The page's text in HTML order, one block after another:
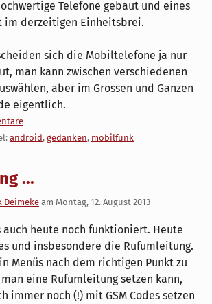
Telefone gebaut und eines
im derzeitigen Einheitsbrei.
sich die Mobiltelefone ja nur
man kann zwischen verschiedenen
aber im Grossen und Ganzen
eigentlich.
android, gedanken, mobilfunk
...
Deimeke am Montag, 12. August 2013
auch heute noch funktioniert. Heute
und insbesondere die Rufumleitung.
Menüs nach dem richtigen Punkt zu
eine Rufumleitung setzen kann,
immer noch (!) mit GSM Codes setzen